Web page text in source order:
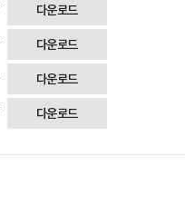
다운로드
다운로드
다운로드
다운로드